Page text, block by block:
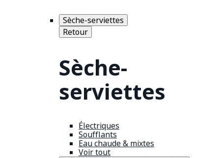
Sèche-serviettes
Retour
Sèche-
serviettes
Électriques
Soufflants
Eau chaude & mixtes
Voir tout